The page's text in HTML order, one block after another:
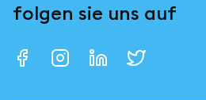
folgen sie uns auf